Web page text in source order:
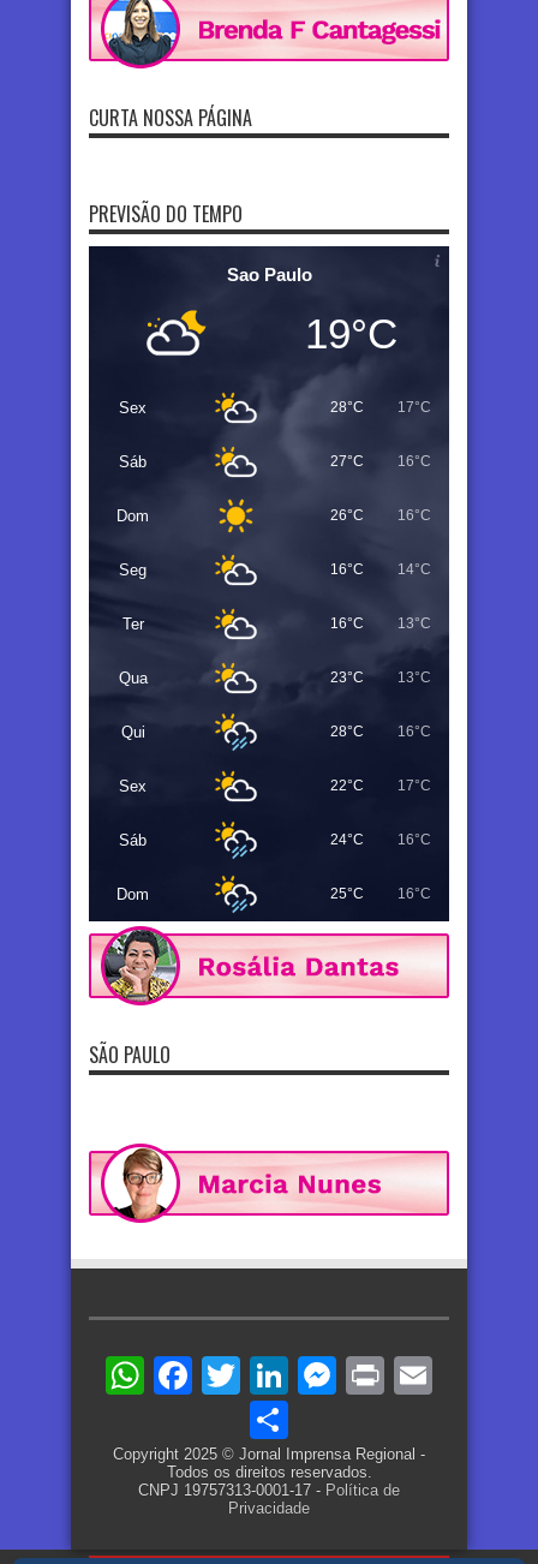
CURTA NOSSA PÁGINA
PREVISÃO DO TEMPO
Sao Paulo
19°C
Sex 28°C 17°C
Sáb 27°C 16°C
Dom 26°C 16°C
Seg 16°C 14°C
Ter 16°C 13°C
Qua 23°C 13°C
Qui 28°C 16°C
Sex 22°C 17°C
Sáb 24°C 16°C
Dom 25°C 16°C
SÃO PAULO
WhatsApp
Facebook
TwitterLinkedIn
Messenger
Print
Copyright 2025 © Jornal Imprensa Regional -
Todos os direitos reservados.
CNPJ 19757313-0001-17 - Política de
Privacidade